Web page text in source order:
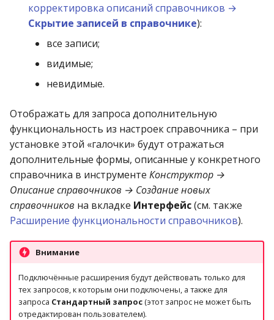
Приказы по
производителей
Справочник аптечных
пунктов, аптек
Справочник банков
Справочник
реквизитов
Справочник брендов
Справочник городов
корректировка описаний справочников →
Скрытие записей в справочнике):
все записи;
видимые;
невидимые.
Отображать для запроса дополнительную
функциональность из настроек справочника – при
установке этой «галочки» будут отражаться
дополнительные формы, описанные у конкретного
справочника в инструменте Конструктор →
Описание справочников → Создание новых
справочников на вкладке Интерфейс(см. также
Расширение функциональности справочников).
Внимание
Подключённые расширения будут действовать только для
тех запросов, к которым они подключены, а также для
запроса Стандартный запрос(этот запрос не может быть
отредактирован пользователем).